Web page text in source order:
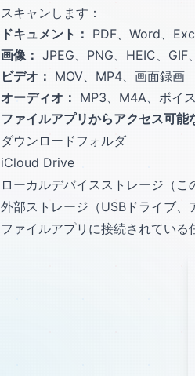
スキャンします：
ドキュメント： PDF、Word、
画像： JPEG、PNG、HEIC、GIF
ビデオ： MOV、MP4、画面録画
オーディオ： MP3、M4A、ボイ
ファイルアプリからアクセス可能
ダウンロードフォルダ
iCloud Drive
ローカルデバイスストレージ（こ
外部ストレージ（USBドライブ、
ファイルアプリに接続されている